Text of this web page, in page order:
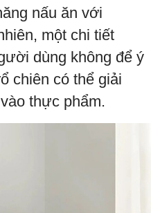
nấu ăn với
một chi tiết
dùng không để ý
chiên có thể giải
thực phẩm.